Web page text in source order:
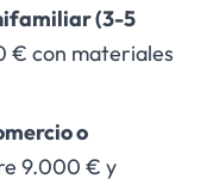
(3-5
con materiales
o
9.000 € y